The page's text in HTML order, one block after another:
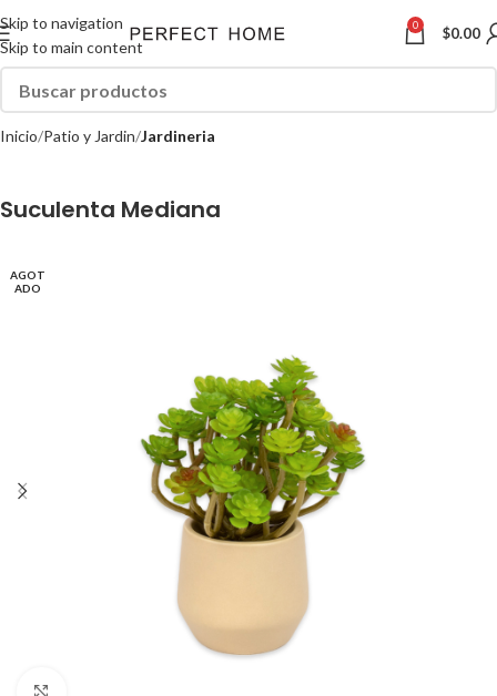
Skip to navigation
Skip to main content
0 $0.00
Inicio Patio y Jardin Jardineria
Suculenta Mediana
AGOT
ADO